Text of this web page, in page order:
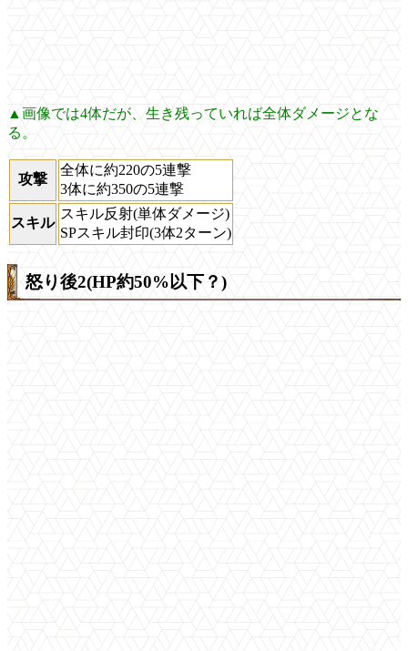
▲画像では4体だが、生き残っていれば全体ダメージとな
る。
攻撃
全体に約220の5連撃
3体に約350の5連撃
スキル
スキル反射(単体ダメージ)
SPスキル封印(3体2ターン)
怒り後2(HP約50%以下？)